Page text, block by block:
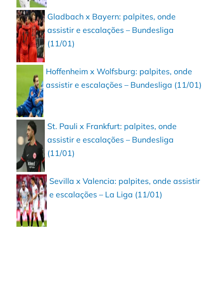
Gladbach x Bayern: palpites, onde
assistir e escalações – Bundesliga
(11/01)
Hoffenheim x Wolfsburg: palpites, onde
assistir e escalações – Bundesliga (11/01)
St. Pauli x Frankfurt: palpites, onde
assistir e escalações – Bundesliga
(11/01)
Sevilla x Valencia: palpites, onde assistir
e escalações – La Liga (11/01)